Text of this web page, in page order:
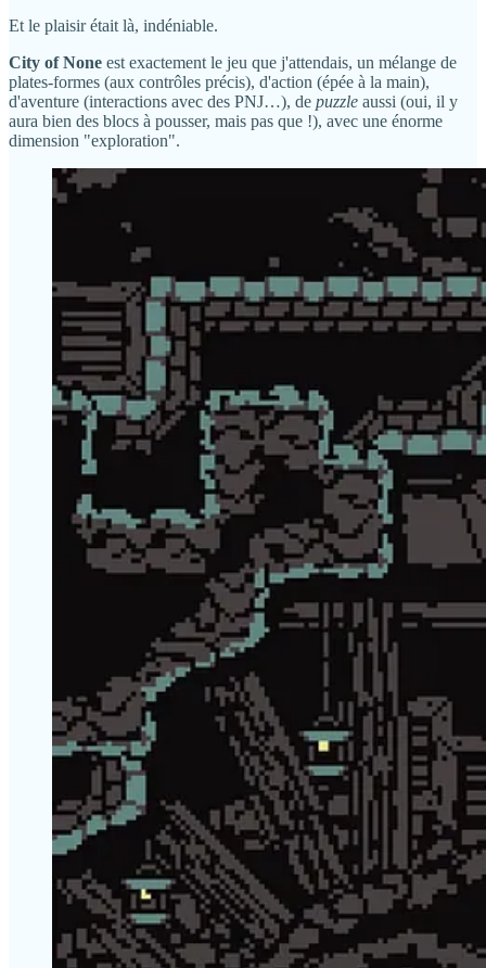
Et le plaisir était là, indéniable.
City of None est exactement le jeu que j'attendais, un mélange de
plates-formes (aux contrôles précis), d'action (épée à la main),
d'aventure (interactions avec des PNJ…), de puzzle aussi (oui, il y
aura bien des blocs à pousser, mais pas que !), avec une énorme
dimension "exploration".